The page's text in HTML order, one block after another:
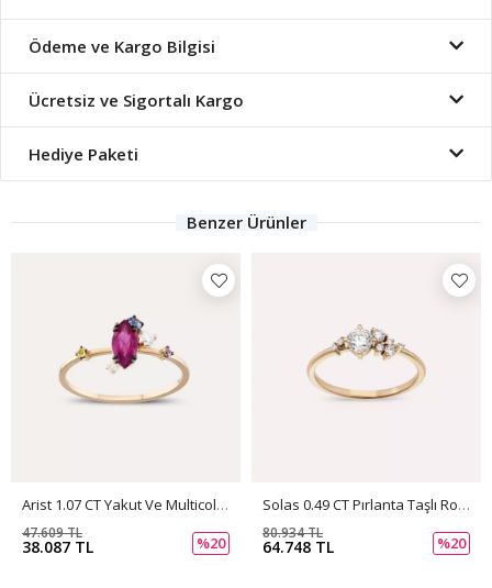
Ödeme ve Kargo Bilgisi
Ücretsiz ve Sigortalı Kargo
Hediye Paketi
Benzer Ürünler
Arist 1.07 CT Yakut Ve Multicolor Safir Taşlı Rose Altın Yüzük
38.087 TL
47.609 TL
%20
Solas 0.49 CT Pırlanta Taşlı Rose Altın Yüzük
64.748 TL
80.934 TL
%20